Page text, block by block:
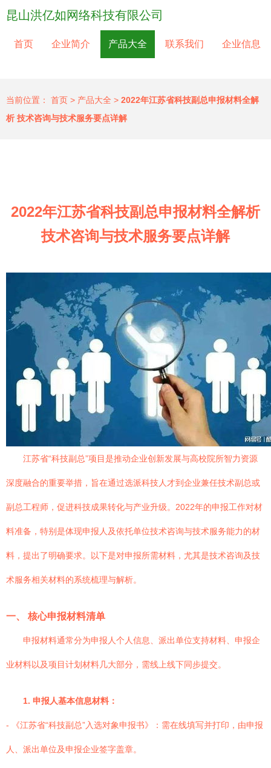
昆山洪亿如网络科技有限公司
首页 企业简介 产品大全 联系我们 企业信息
当前位置： 首页 > 产品大全 > 2022年江苏省科技副总申报材料全解
析 技术咨询与技术服务要点详解
2022年江苏省科技副总申报材料全解析
技术咨询与技术服务要点详解
江苏省“科技副总”项目是推动企业创新发展与高校院所智力资源
深度融合的重要举措，旨在通过选派科技人才到企业兼任技术副总或
副总工程师，促进科技成果转化与产业升级。2022年的申报工作对材
料准备，特别是体现申报人及依托单位技术咨询与技术服务能力的材
料，提出了明确要求。以下是对申报所需材料，尤其是技术咨询及技
术服务相关材料的系统梳理与解析。
一、 核心申报材料清单
申报材料通常分为申报人个人信息、派出单位支持材料、申报企
业材料以及项目计划材料几大部分，需线上线下同步提交。
1. 申报人基本信息材料：
- 《江苏省“科技副总”入选对象申报书》：需在线填写并打印，由申报
人、派出单位及申报企业签字盖章。